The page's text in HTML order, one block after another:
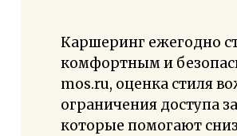
Каршеринг ежегодно
комфортным и
mos.ru, оценка стиля
ограничения доступа
которые помогают